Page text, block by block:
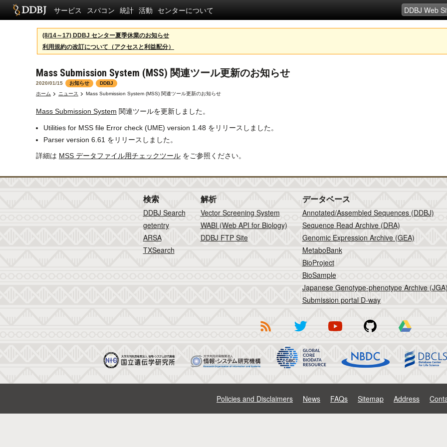
サービス スパコン 統計 活動 センターについて
(8/14～17) DDBJ センター夏季休業のお知らせ
利用規約の改訂について（アクセスと利益配分）
Mass Submission System (MSS) 関連ツール更新のお知らせ
2020/01/15 お知らせ
DDBJ
ホーム
ニュース Mass Submission System (MSS) 関連ツール更新のお知らせ
Mass Submission System 関連ツールを更新しました。
Utilities for MSS file Error check (UME) version 1.48 をリリースしました。
Parser version 6.61 をリリースしました。
詳細は MSS データファイル用チェックツール をご参照ください。
検索
DDBJ Search
getentry
ARSA
TXSearch
解析
Vector Screening System
WABI (Web API for Biology)
DDBJ FTP Site
データベース
Annotated/Assembled Sequences (DDBJ)
Sequence Read Archive (DRA)
Genomic Expression Archive (GEA)
MetaboBank
BioProject
BioSample
Japanese Genotype-phenotype Archive
Submission portal D-way
Policies and Disclaimers News FAQs Sitemap Address